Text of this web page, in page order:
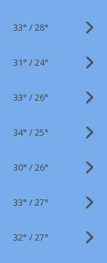
33° /28°
31° /24°
33° /26°
34° /25°
30° /26°
33° /27°
32° /27°